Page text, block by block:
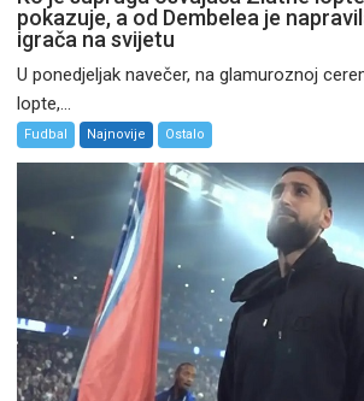
pokazuje, a od Dembelea je
igrača na svijetu
U ponedjeljak navečer, na glamuroznoj
lopte,...
Fudbal Najnovije Ostalo